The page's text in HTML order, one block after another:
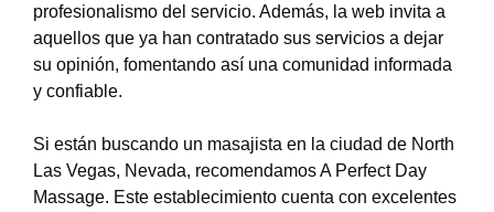
profesionalismo del servicio. Además, la web invita a
aquellos que ya han contratado sus servicios a dejar
su opinión, fomentando así una comunidad informada
y confiable.
Si están buscando un masajista en la ciudad de North
Las Vegas, Nevada, recomendamos A Perfect Day
Massage. Este establecimiento cuenta con excelentes